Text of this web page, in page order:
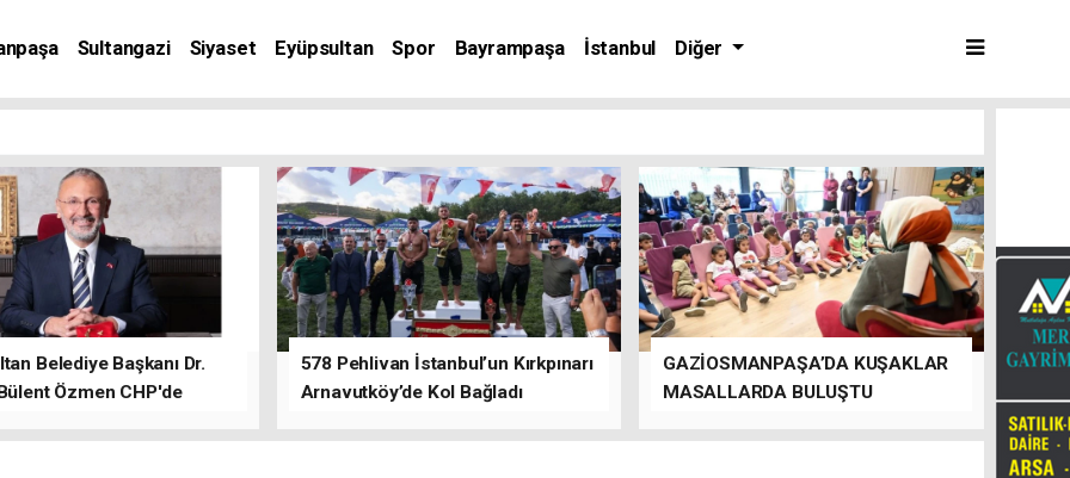
Sultangazi Siyaset Eyüpsultan Spor Bayrampaşa İstanbul Diğer
Belediye Başkanı Dr.
Özmen CHP'de
578 Pehlivan İstanbul’un Kırkpınarı
Arnavutköy’de Kol Bağladı
GAZİOSMANPAŞA’DA KUŞAKLAR
MASALLARDA BULUŞTU